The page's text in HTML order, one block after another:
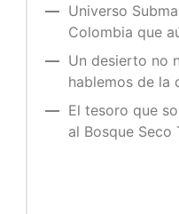
Universo
Colombia que
Un desierto no
hablemos de la
El tesoro que
al Bosque